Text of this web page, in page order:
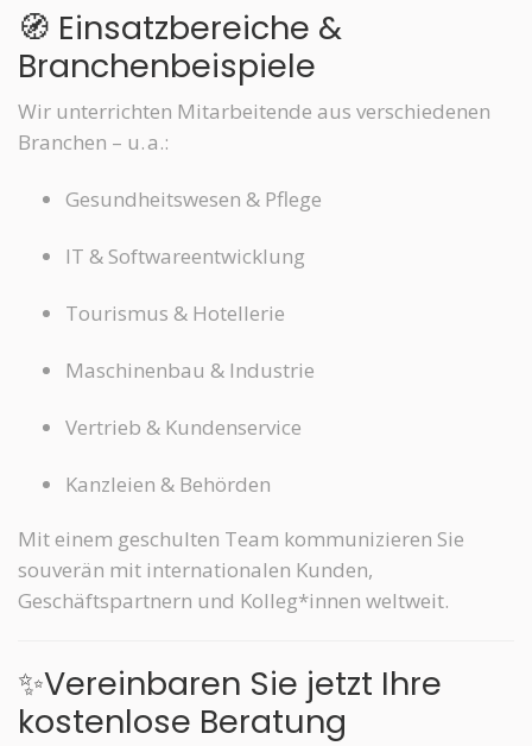
🧭 Einsatzbereiche &
Branchenbeispiele
Wir unterrichten Mitarbeitende aus verschiedenen
Branchen – u. a.:
Gesundheitswesen & Pflege
IT & Softwareentwicklung
Tourismus & Hotellerie
Maschinenbau & Industrie
Vertrieb & Kundenservice
Kanzleien & Behörden
Mit einem geschulten Team kommunizieren Sie
souverän mit internationalen Kunden,
Geschäftspartnern und Kolleg*innen weltweit.
✨Vereinbaren Sie jetzt Ihre
kostenlose Beratung